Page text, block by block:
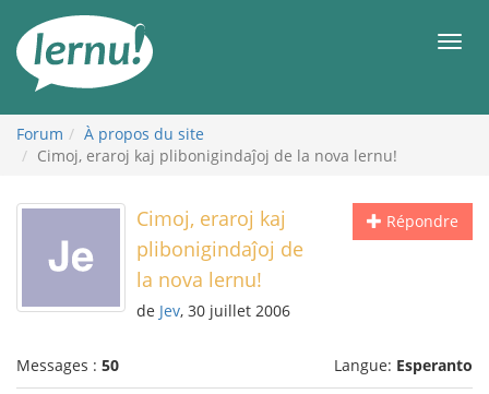
contenu
Forum
À propos du site
Cimoj, eraroj kaj plibonigindaĵoj de la nova lernu!
Répondre
Cimoj, eraroj kaj
plibonigindaĵoj de
la nova lernu!
de Jev, 30 juillet 2006
Messages : 50 Langue: Esperanto